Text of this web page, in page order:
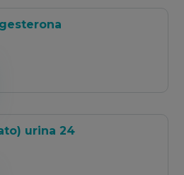
urina 24